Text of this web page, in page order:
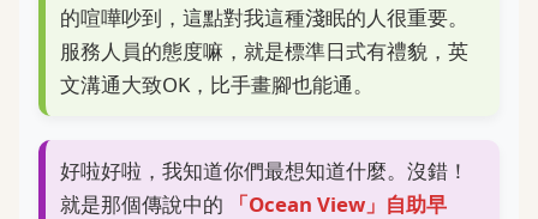
的喧嘩吵到，這點對我這種淺眠的人很重要。
服務人員的態度嘛，就是標準日式有禮貌，英
文溝通大致OK，比手畫腳也能通。
好啦好啦，我知道你們最想知道什麼。沒錯！
就是那個傳說中的
「Ocean View」自助早